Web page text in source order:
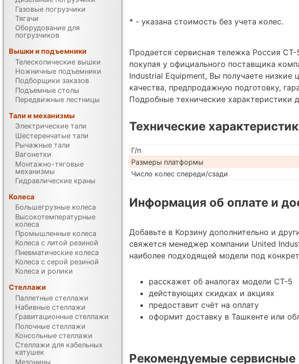
* - указана стоимость без учета колес.
Продается сервисная тележка Россия
покупая у официального поставщика
Industrial Equipment, Вы получаете низкие
качества, предпродажную подготовку,
Подробные технические характеристики
Технические
Г/п
Размеры платформы
Число колес спереди/сзади
Информация об оплате и
Добавьте в Корзину дополнительно и
свяжется менеджер компании United
наиболее подходящей модели под
расскажет об аналогах модели СТ-5
действующих скидках и акциях
предоставит счёт на оплату
оформит доставку в Ташкенте или
Рекомендуемые сервисные
Газовые погрузчики
Тягачи
Оборудование для
погрузчиков
Вышки и подъемники
Телескопические вышки
Ножничные подъемники
Подборщики заказов
Подъемные столы
Передвижные лестницы
Тали и механизмы
Электрические тали
Шестеренчатые тали
Рычажные тали
Вагонетки
Монтажно-тяговые
механизмы
Гидравлические краны
Колеса
Большегрузные колеса
Высокотемпературные
колеса
Промышленные колеса
Колеса с литой резиной
Пневматические колеса
Колеса с серой резиной
Колеса и ролики
Стеллажи
Паллетные стеллажи
Набивные стеллажи
Гравитационные стеллажи
Полочные стеллажи
Консольные стеллажи
Стеллажи для кабельных
катушек
Мезонины